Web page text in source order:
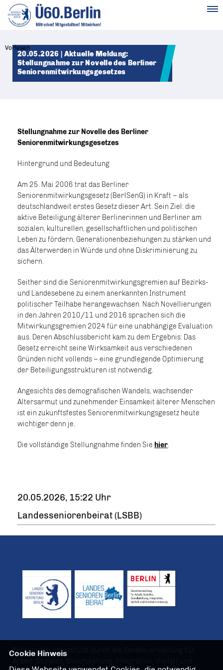
Vorlesen
20.05.2026 | Aktuelle Meldung:
Stellungnahme zur Novelle des Berliner
Seniorenmitwirkungsgesetzes
Stellungnahme zur Novelle des Berliner
Seniorenmitwirkungsgesetzes
Hintergrund und Bedeutung
Am 25. Mai 2006 trat das Berliner
Seniorenmitwirkungsgesetz (BerlSenG) in Kraft – als
deutschlandweit erstes Gesetz dieser Art. Sein Ziel: die
aktive Beteiligung älterer Berlinerinnen und Berliner am
sozialen, kulturellen, gesellschaftlichen und politischen
Leben zu fördern, Generationenbeziehungen zu stärken und
das Älterwerden in Würde und ohne Diskriminierung zu
sichern.
Seither sind die Seniorenmitwirkungsgremien auf Bezirks-
und Landesebene zu einem anerkannten Instrument
politischer Teilhabe herangewachsen. Nach Novellierungen
in den Jahren 2010/11 und 2016 sprachen sich die
Mitwirkungsgremien 2024 für eine unabhängige Evaluation
aus. Deren Abschlussbericht kam zu dem Ergebnis: Das
Gesetz erreicht seine Wirksamkeit aus verschiedenen
Gründen nicht vollends – eine grundlegende Optimierung
der Beteiligungsstrukturen ist notwendig.
Angesichts des demografischen Wandels, wachsender
Altersarmut und zunehmender Einsamkeit älterer Menschen
ist ein zukunftsfestes Seniorenmitwirkungsgesetz heute
wichtiger denn je.
Die vollständige Stellungnahme finden Sie hier.
20.05.2026, 15:22 Uhr
Landesseniorenbeirat (LSBB)
Wir werden unterstützt durch die Senatsverwaltung für
Cookie Hinweis